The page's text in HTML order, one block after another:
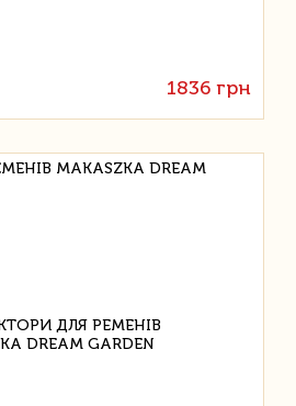
1836 грн
MAKASZKA DREAM